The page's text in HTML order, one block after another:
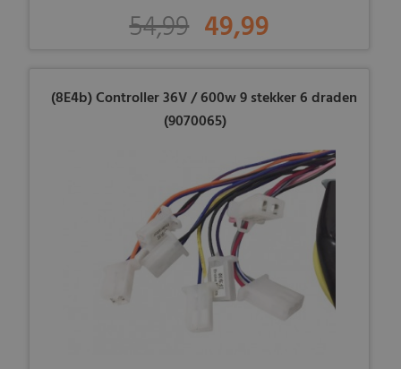
54,99 49,99
(8E4b) Controller 36V / 600w 9 stekker 6 draden
(9070065)